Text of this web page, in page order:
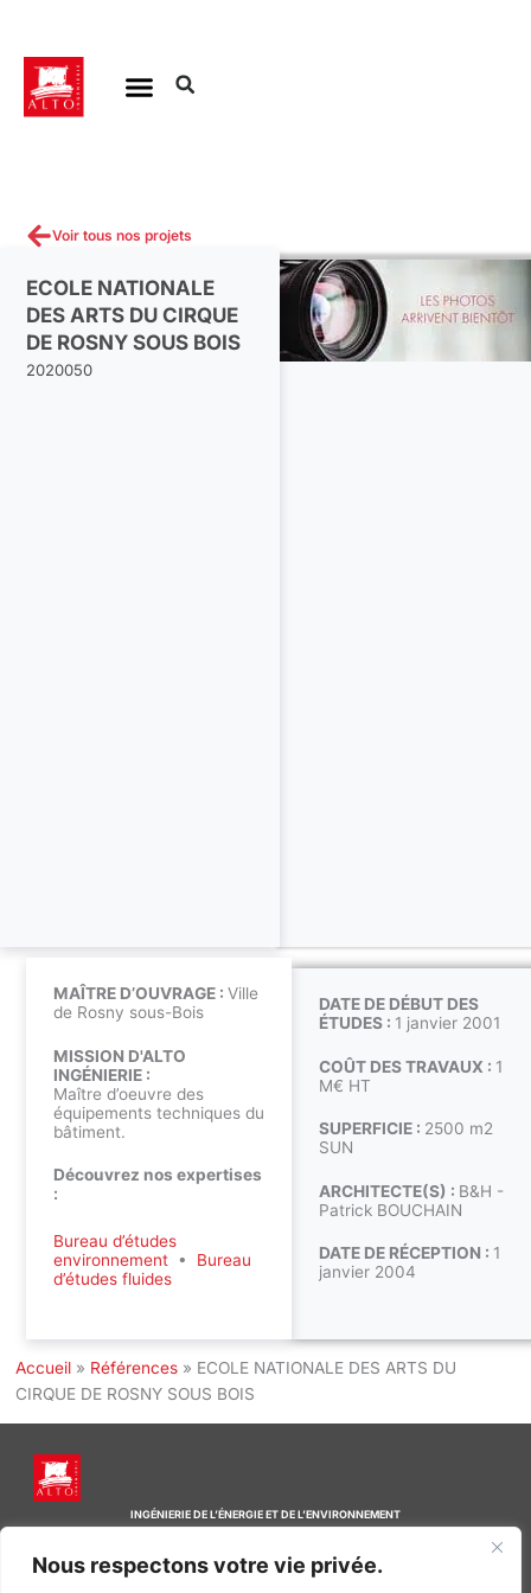
Nous respectons votre vie privée.
contenu
Voir tous nos projets
ECOLE NATIONALE
DES ARTS DU CIRQUE
DE ROSNY SOUS BOIS
2020050
DATE DE DÉBUT DES
ÉTUDES : 1 janvier 2001
COÛT DES TRAVAUX : 1
M€ HT
SUPERFICIE : 2500 m2
SUN
ARCHITECTE(S) : B&H -
Patrick BOUCHAIN
DATE DE RÉCEPTION : 1
janvier 2004
MAÎTRE D’OUVRAGE : Ville
de Rosny sous-Bois
MISSION D'ALTO
INGÉNIERIE :
Maître d’oeuvre des
équipements techniques du
bâtiment.
Découvrez nos expertises
:
Bureau d’études
environnement• Bureau
d’études fluides
Accueil » Références » ECOLE NATIONALE DES ARTS DU
CIRQUE DE ROSNY SOUS BOIS
INGÉNIERIE DE L’ÉNERGIE ET DE L’ENVIRONNEMENT